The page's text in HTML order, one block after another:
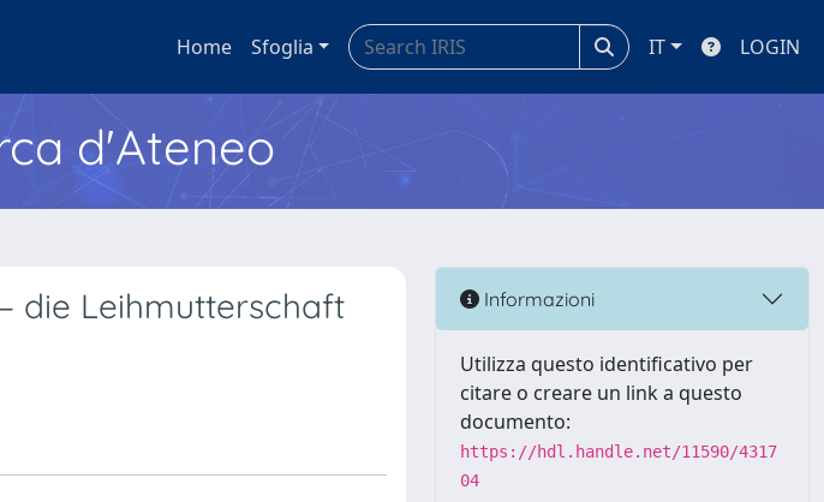
Home Sfoglia IT LOGIN
d'Ateneo
die Leihmutterschaft
Informazioni
Utilizza questo identificativo per
citare o creare un link a questo
documento:
https://hdl.handle.net/11590/4317
04